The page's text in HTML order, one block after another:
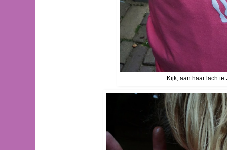
Kijk, aan haar lach